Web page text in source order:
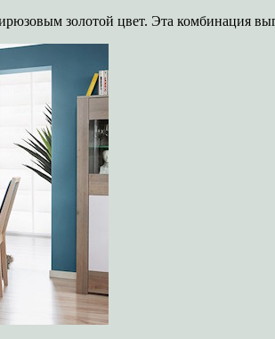
золотой цвет. Эта комбинация